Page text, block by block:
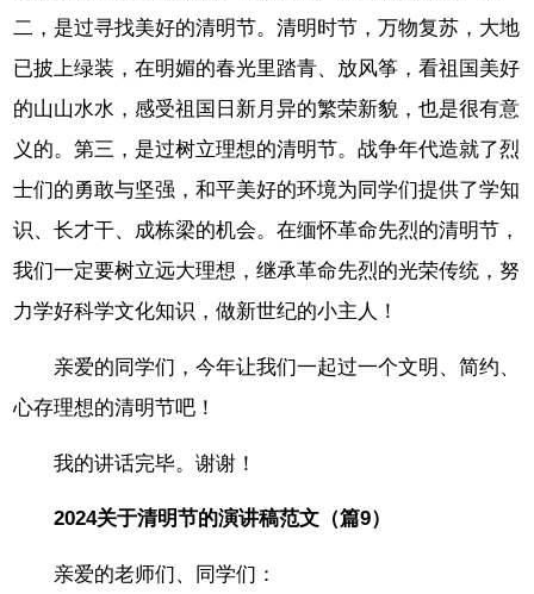
二，是过寻找美好的清明节。清明时节，万物复苏，大地
已披上绿装，在明媚的春光里踏青、放风筝，看祖国美好
的山山水水，感受祖国日新月异的繁荣新貌，也是很有意
义的。第三，是过树立理想的清明节。战争年代造就了烈
士们的勇敢与坚强，和平美好的环境为同学们提供了学知
识、长才干、成栋梁的机会。在缅怀革命先烈的清明节，
我们一定要树立远大理想，继承革命先烈的光荣传统，努
力学好科学文化知识，做新世纪的小主人！
亲爱的同学们，今年让我们一起过一个文明、简约、
心存理想的清明节吧！
我的讲话完毕。谢谢！
2024关于清明节的演讲稿范文（篇9）
亲爱的老师们、同学们：